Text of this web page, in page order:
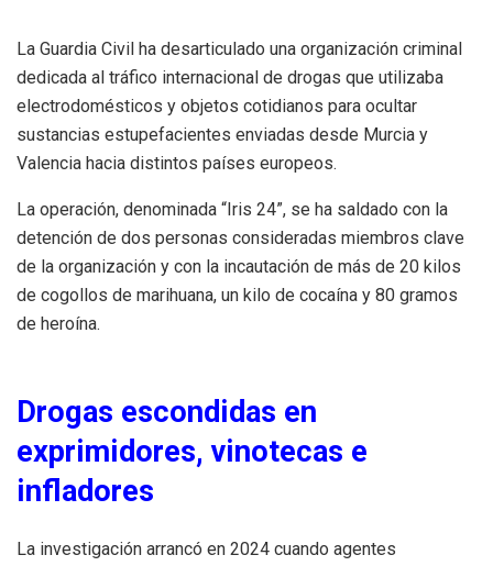
La Guardia Civil ha desarticulado una organización criminal
dedicada al tráfico internacional de drogas que utilizaba
electrodomésticos y objetos cotidianos para ocultar
sustancias estupefacientes enviadas desde Murcia y
Valencia hacia distintos países europeos.
La operación, denominada “Iris 24”, se ha saldado con la
detención de dos personas consideradas miembros clave
de la organización y con la incautación de más de 20 kilos
de cogollos de marihuana, un kilo de cocaína y 80 gramos
de heroína.
Drogas escondidas en
exprimidores, vinotecas e
infladores
La investigación arrancó en 2024 cuando agentes